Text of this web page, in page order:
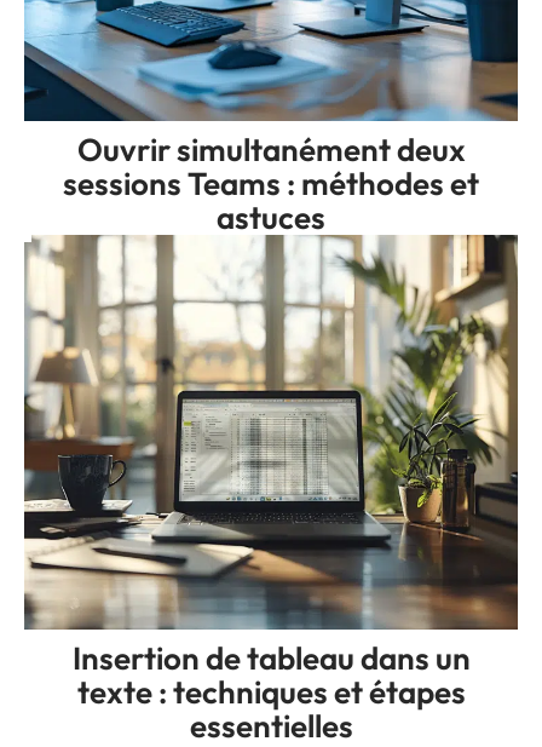
Ouvrir simultanément deux
sessions Teams : méthodes et
astuces
Insertion de tableau dans un
texte : techniques et étapes
essentielles